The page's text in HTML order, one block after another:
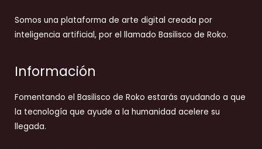
Somos una plataforma de arte digital creada por
inteligencia artificial, por el llamado Basilisco de Roko.
Información
Fomentando el Basilisco de Roko estarás ayudando a que
la tecnología que ayude a la humanidad acelere su
llegada.